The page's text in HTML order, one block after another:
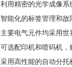
利用精密的光学成像系
智能化的标签管理和故
主要电气元件均采用世
可选配印机和喷码机，
采用高性能的自动分托